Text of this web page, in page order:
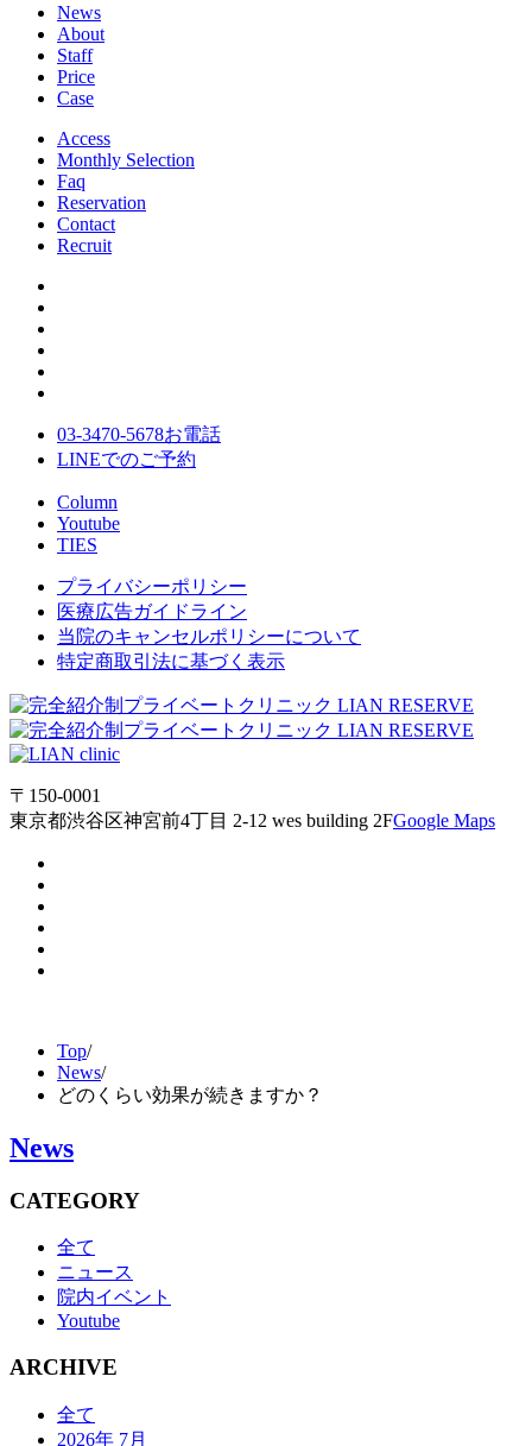
News
About
Staff
Price
Case
Access
Monthly Selection
Faq
Reservation
Contact
Recruit
03-3470-5678お電話
LINEでのご予約
Column
Youtube
TIES
プライバシーポリシー
医療広告ガイドライン
当院のキャンセルポリシーについて
特定商取引法に基づく表示
〒150-0001
東京都渋谷区神宮前4丁目 2-12 wes building 2FGoogle Maps
Top/
News/
どのくらい効果が続きますか？
News
CATEGORY
全て
ニュース
院内イベント
Youtube
ARCHIVE
全て
2026年 7月